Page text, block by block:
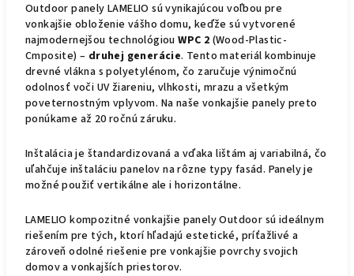
Outdoor panely LAMELIO sú vynikajúcou voľbou pre
vonkajšie obloženie vášho domu, keďže sú vytvorené
najmodernejšou technológiou WPC 2 (Wood-Plastic-
Cmposite) – druhej generácie. Tento materiál kombinuje
drevné vlákna s polyetylénom, čo zaručuje výnimočnú
odolnosť voči UV žiareniu, vlhkosti, mrazu a všetkým
poveternostným vplyvom. Na naše vonkajšie panely preto
ponúkame až 20 ročnú záruku.
Inštalácia je štandardizovaná a vďaka lištám aj variabilná, čo
uľahčuje inštaláciu panelov na rôzne typy fasád. Panely je
možné použiť vertikálne ale i horizontálne.
LAMELIO kompozitné vonkajšie panely Outdoor sú ideálnym
riešením pre tých, ktorí hľadajú estetické, príťažlivé a
zároveň odolné riešenie pre vonkajšie povrchy svojich
domov a vonkajších priestorov.